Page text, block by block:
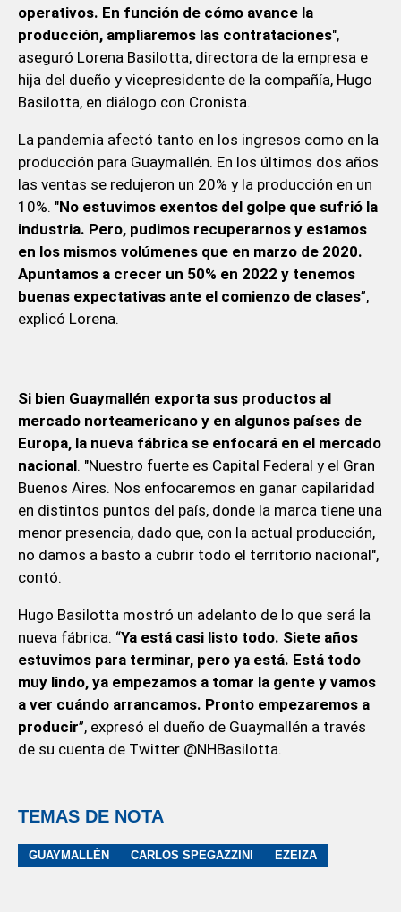
operativos. En función de cómo avance la
producción, ampliaremos las contrataciones",
aseguró Lorena Basilotta, directora de la empresa e
hija del dueño y vicepresidente de la compañía, Hugo
Basilotta, en diálogo con Cronista.
La pandemia afectó tanto en los ingresos como en la
producción para Guaymallén. En los últimos dos años
las ventas se redujeron un 20% y la producción en un
10%. "No estuvimos exentos del golpe que sufrió la
industria. Pero, pudimos recuperarnos y estamos
en los mismos volúmenes que en marzo de 2020.
Apuntamos a crecer un 50% en 2022 y tenemos
buenas expectativas ante el comienzo de clases”,
explicó Lorena.
Si bien Guaymallén exporta sus productos al
mercado norteamericano y en algunos países de
Europa, la nueva fábrica se enfocará en el mercado
nacional. "Nuestro fuerte es Capital Federal y el Gran
Buenos Aires. Nos enfocaremos en ganar capilaridad
en distintos puntos del país, donde la marca tiene una
menor presencia, dado que, con la actual producción,
no damos a basto a cubrir todo el territorio nacional",
contó.
Hugo Basilotta mostró un adelanto de lo que será la
nueva fábrica. “Ya está casi listo todo. Siete años
estuvimos para terminar, pero ya está. Está todo
muy lindo, ya empezamos a tomar la gente y vamos
a ver cuándo arrancamos. Pronto empezaremos a
producir”, expresó el dueño de Guaymallén a través
de su cuenta de Twitter @NHBasilotta.
TEMAS DE NOTA
GUAYMALLÉN CARLOS SPEGAZZINI EZEIZA